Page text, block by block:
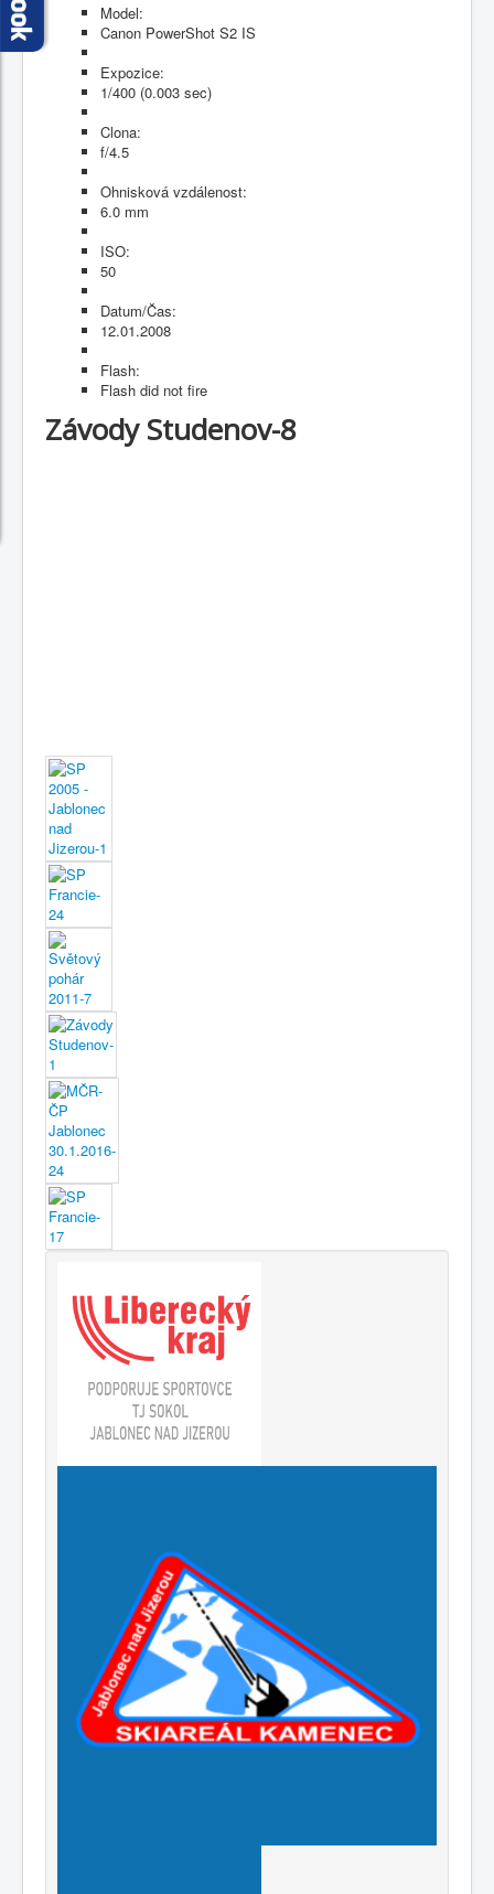
Model:
Canon PowerShot S2 IS
Expozice:
1/400 (0.003 sec)
Clona:
f/4.5
Ohnisková vzdálenost:
6.0 mm
ISO:
50
Datum/Čas:
12.01.2008
Flash:
Flash did not fire
Závody Studenov-8